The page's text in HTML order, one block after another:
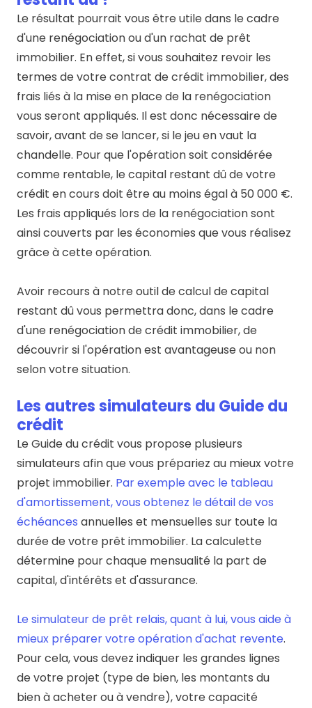
Le résultat pourrait vous être utile dans le cadre
d'une renégociation ou d'un rachat de prêt
immobilier. En effet, si vous souhaitez revoir les
termes de votre contrat de crédit immobilier, des
frais liés à la mise en place de la renégociation
vous seront appliqués. Il est donc nécessaire de
savoir, avant de se lancer, si le jeu en vaut la
chandelle. Pour que l'opération soit considérée
comme rentable, le capital restant dû de votre
crédit en cours doit être au moins égal à 50 000 €.
Les frais appliqués lors de la renégociation sont
ainsi couverts par les économies que vous réalisez
grâce à cette opération.
Avoir recours à notre outil de calcul de capital
restant dû vous permettra donc, dans le cadre
d'une renégociation de crédit immobilier, de
découvrir si l'opération est avantageuse ou non
selon votre situation.
Les autres simulateurs du Guide du
crédit
Le Guide du crédit vous propose plusieurs
simulateurs afin que vous prépariez au mieux votre
projet immobilier. Par exemple avec le tableau
d'amortissement, vous obtenez le détail de vos
échéances annuelles et mensuelles sur toute la
durée de votre prêt immobilier. La calculette
détermine pour chaque mensualité la part de
capital, d'intérêts et d'assurance.
Le simulateur de prêt relais, quant à lui, vous aide à
mieux préparer votre opération d'achat revente.
Pour cela, vous devez indiquer les grandes lignes
de votre projet (type de bien, les montants du
bien à acheter ou à vendre), votre capacité